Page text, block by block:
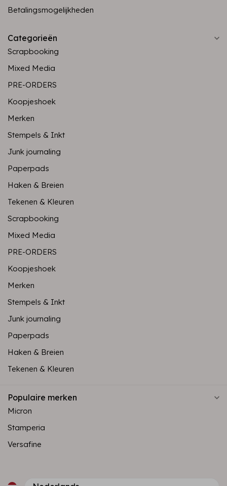
Betalingsmogelijkheden
Categorieën
Scrapbooking
Mixed Media
PRE-ORDERS
Koopjeshoek
Merken
Stempels & Inkt
Junk journaling
Paperpads
Haken & Breien
Tekenen & Kleuren
Scrapbooking
Mixed Media
PRE-ORDERS
Koopjeshoek
Merken
Stempels & Inkt
Junk journaling
Paperpads
Haken & Breien
Tekenen & Kleuren
Populaire merken
Micron
Stamperia
Versafine